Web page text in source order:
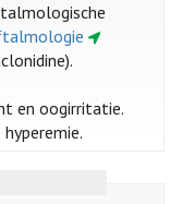
en oogirritatie.